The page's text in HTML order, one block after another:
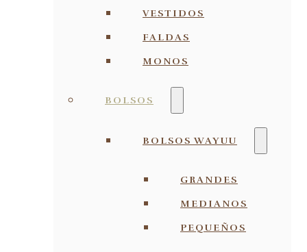
VESTIDOS
FALDAS
MONOS
BOLSOS
BOLSOS WAYUU
GRANDES
MEDIANOS
PEQUEÑOS